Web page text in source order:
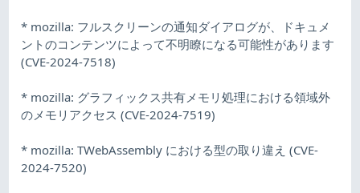
* mozilla: フルスクリーンの通知ダイアログが、ドキュメ
ントのコンテンツによって不明瞭になる可能性があります
(CVE-2024-7518)
* mozilla: グラフィックス共有メモリ処理における領域外
のメモリアクセス (CVE-2024-7519)
* mozilla: TWebAssembly における型の取り違え (CVE-
2024-7520)